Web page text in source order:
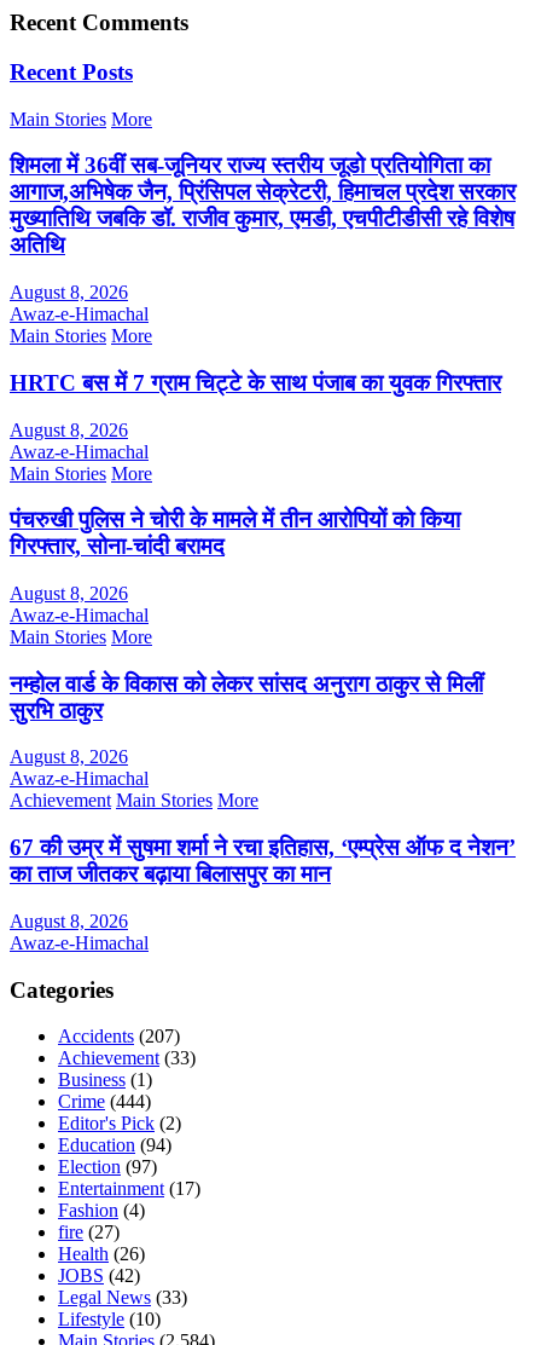
Recent Comments
Recent Posts
Main Stories More
शिमला में 36वीं सब-जूनियर राज्य स्तरीय जूडो प्रतियोगिता का
आगाज,अभिषेक जैन, प्रिंसिपल सेक्रेटरी, हिमाचल प्रदेश सरकार
मुख्यातिथि जबकि डॉ. राजीव कुमार, एमडी, एचपीटीडीसी रहे विशेष
अतिथि
August 8, 2026
Awaz-e-Himachal
Main Stories More
HRTC बस में 7 ग्राम चिट्टे के साथ पंजाब का युवक गिरफ्तार
August 8, 2026
Awaz-e-Himachal
Main Stories More
पंचरुखी पुलिस ने चोरी के मामले में तीन आरोपियों को किया
गिरफ्तार, सोना-चांदी बरामद
August 8, 2026
Awaz-e-Himachal
Main Stories More
नम्होल वार्ड के विकास को लेकर सांसद अनुराग ठाकुर से मिलीं
सुरभि ठाकुर
August 8, 2026
Awaz-e-Himachal
Achievement Main Stories More
67 की उम्र में सुषमा शर्मा ने रचा इतिहास, ‘एम्प्रेस ऑफ द नेशन’
का ताज जीतकर बढ़ाया बिलासपुर का मान
August 8, 2026
Awaz-e-Himachal
Categories
Accidents (207)
Achievement (33)
Business (1)
Crime (444)
Editor's Pick (2)
Education (94)
Election (97)
Entertainment (17)
Fashion (4)
fire (27)
Health (26)
JOBS (42)
Legal News (33)
Lifestyle (10)